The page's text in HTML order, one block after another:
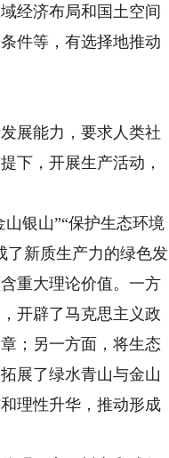
经济布局和国土空间
件等，有选择地推动
展能力，要求人类社
下，开展生产活动，
银山”“保护生态环境
了新质生产力的绿色发
重大理论价值。一方
开辟了马克思主义政
；另一方面，将生态
展了绿水青山与金山
理性升华，推动形成